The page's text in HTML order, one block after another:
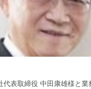
代表取締役 中田康雄様と